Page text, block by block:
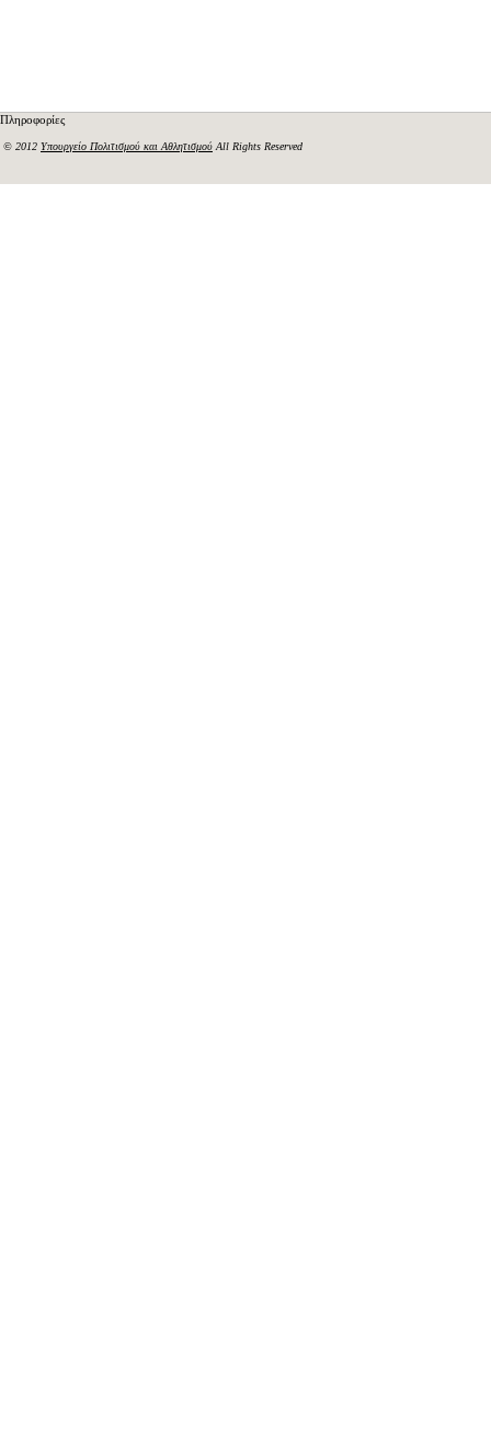
Πληροφορίες
© 2012 Υπουργείο Πολιτισμού και Αθλητισμού All Rights Reserved